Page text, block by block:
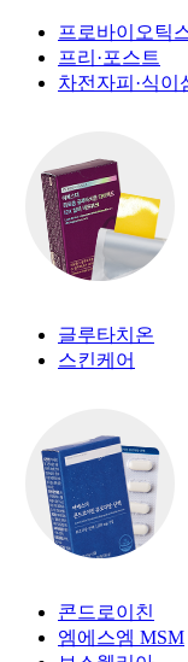
프로바이오틱
프리·포스트
차전자피·식이
글루타치온
스킨케어
콘드로이친
엠에스엠 MSM